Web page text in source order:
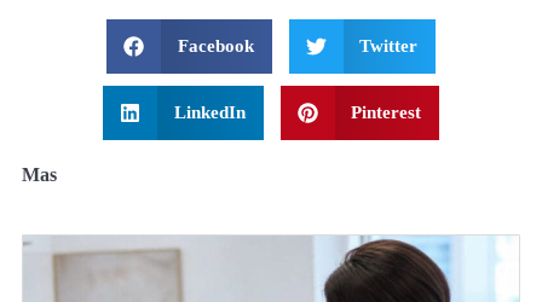
Facebook Twitter
LinkedIn Pinterest
Mas